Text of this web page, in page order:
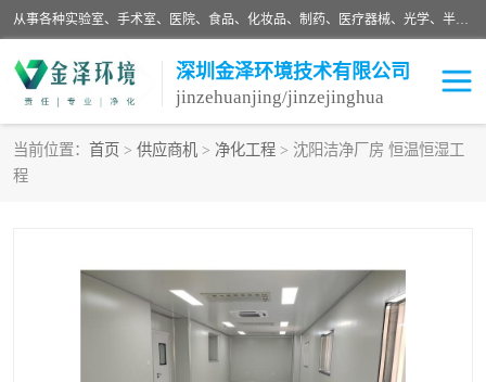
从事各种实验室、手术室、医院、食品、化妆品、制药、医疗器械、光学、半导体、精密电子等无尘车间行业的洁净车间装修设计、净化设备、恒温恒湿空调的设计制作与安装、净化系统工程项目施工及其技术支持服务。
深圳金泽环境技术有限公司
jinzehuanjing/jinzejinghua
当前位置： 首页 > 供应商机 > 净化工程 > 沈阳洁净厂房 恒温恒湿工
程
手术室净化 GMP车间净化
生命工程